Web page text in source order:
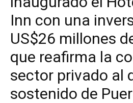
Inn con una
US$26 millones
que reafirma la
sector privado al
sostenido de